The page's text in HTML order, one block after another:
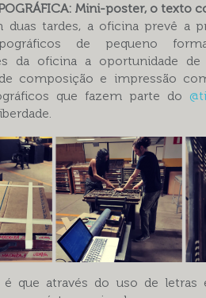
Mini-poster, o texto
duas tardes, a oficina prevê a
de pequeno
da oficina a oportunidade
composição e impressão
que fazem parte do
é que através do uso de letras